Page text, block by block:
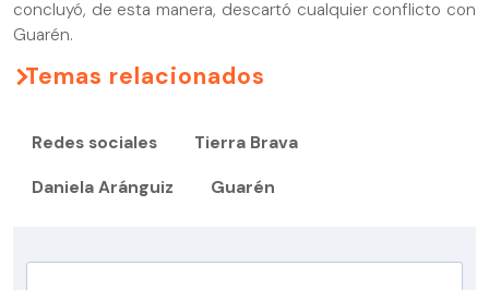
concluyó, de esta manera, descartó cualquier conflicto con
Guarén.
Temas relacionados
Redes sociales Tierra Brava
Daniela Aránguiz Guarén